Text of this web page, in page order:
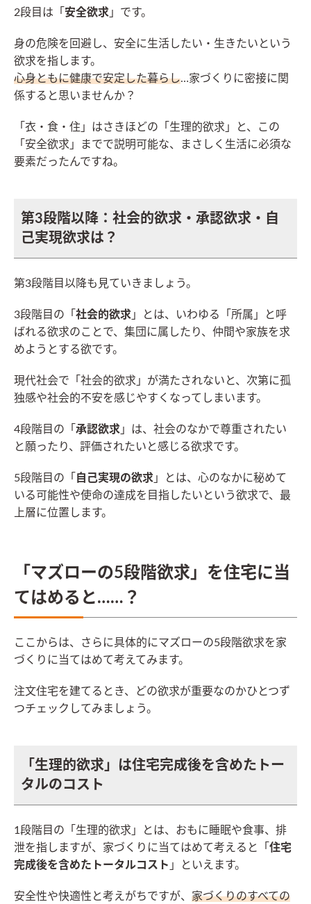
2段目は「 安全欲求 」です。
身の危険を回避し、安全に生活したい・生きたいという
欲求を指します。
心身ともに健康で安定した暮らし…家づくりに密接に関
係すると思いませんか？
「衣・食・住」はさきほどの「生理的欲求」と、この
「安全欲求」までで説明可能な、まさしく生活に必須な
要素だったんですね。
第3段階以降：社会的欲求・承認欲求・自
己実現欲求は？
第3段階目以降も見ていきましょう。
3段階目の「 社会的欲求 」とは、いわゆる「所属」と呼
ばれる欲求のことで、集団に属したり、仲間や家族を求
めようとする欲です。
現代社会で「社会的欲求」が満たされないと、次第に孤
独感や社会的不安を感じやすくなってしまいます。
4段階目の「 承認欲求 」は、社会のなかで尊重されたい
と願ったり、評価されたいと感じる欲求です。
5段階目の「 自己実現の欲求 」とは、心のなかに秘めて
いる可能性や使命の達成を目指したいという欲求で、最
上層に位置します。
「マズローの5段階欲求」を住宅に当
てはめると……？
ここからは、さらに具体的にマズローの5段階欲求を家
づくりに当てはめて考えてみます。
注文住宅を建てるとき、どの欲求が重要なのかひとつず
つチェックしてみましょう。
「生理的欲求」は住宅完成後を含めたトー
タルのコスト
1段階目の「生理的欲求」とは、おもに睡眠や食事、排
泄を指しますが、家づくりに当てはめて考えると「 住宅
完成後を含めたトータルコスト 」といえます。
安全性や快適性と考えがちですが、 家づくりのすべての